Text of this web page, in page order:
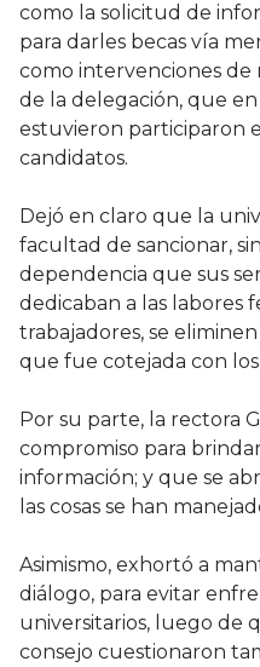
como la solicitud de
para darles becas vía
como intervenciones de
de la delegación, que en
estuvieron participaron
candidatos.
Dejó en claro que la
facultad de sancionar,
dependencia que sus
dedicaban a las labores
trabajadores, se
que fue cotejada con
Por su parte, la rectora
compromiso para
información; y que se
las cosas se han
Asimismo, exhortó a
diálogo, para evitar
universitarios, luego de
consejo cuestionaron